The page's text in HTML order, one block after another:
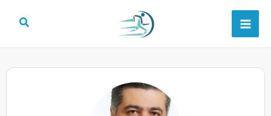
پرش
محتوا
Main
Menu